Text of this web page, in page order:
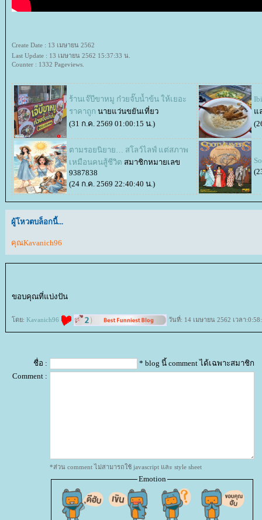
Create Date : 13 เมษายน 2562
Last Update : 13 เมษายน 2562 15:37:33 น.
Counter : 1332 Pageviews.
ร้านเจ๊บีขาหมู ก๋วยจั๊บน้ำข้น ให้เยอะ
ราคาถูก นายแว่นขยันเที่ยว
(31 ก.ค. 2569 01:00:15 น.)
ล
ตามรอยนิยาย… สโลว์ไลฟ์ แต่สภาพ
เหมือนคนสู้ชีวิต สมาชิกหมายเลข
9387838
(24 ก.ค. 2569 22:40:40 น.)
ผู้โหวตบล็อกนี้...
คุณKavanich96
ขอบคุณที่แบ่งปัน
ดย: Kavanich96 วันที่: 14 เมษายน 2562 เวลา
ชื่อ :
* blog นี้ comment ได้เฉพาะสมาชิก
Comment :
*ส่วน comment ไม่สามารถใช้ javascript และ style sheet
Emotion